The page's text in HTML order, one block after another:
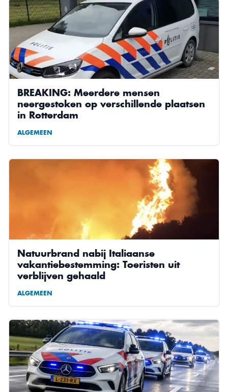
BREAKING: Meerdere mensen
neergestoken op verschillende plaatsen
in Rotterdam
ALGEMEEN
Natuurbrand nabij Italiaanse
vakantiebestemming: Toeristen uit
verblijven gehaald
ALGEMEEN